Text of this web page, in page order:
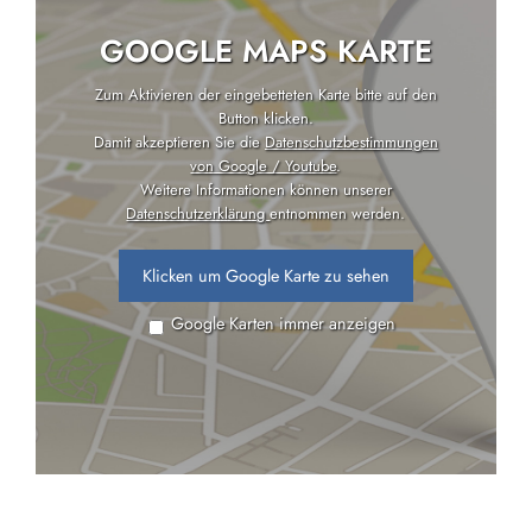
GOOGLE MAPS KARTE
Zum Aktivieren der eingebetteten Karte bitte auf den
Button klicken.
Damit akzeptieren Sie dieDatenschutzbestimmungen
von Google / Youtube.
Weitere Informationen können unserer
Datenschutzerklärungentnommen werden.
Klicken um Google Karte zu sehen
Google Karten immer anzeigen